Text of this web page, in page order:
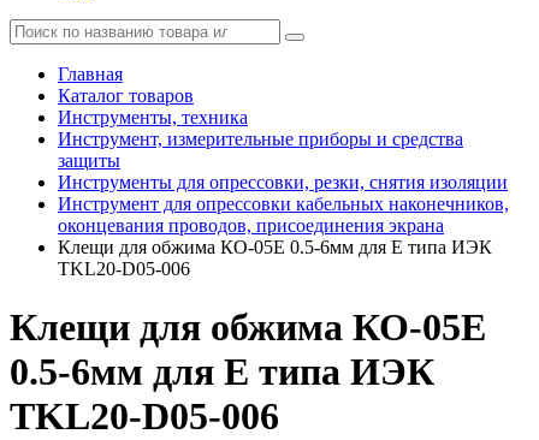
Главная
Каталог товаров
Инструменты, техника
Инструмент, измерительные приборы и средства
защиты
Инструменты для опрессовки, резки, снятия изоляции
Инструмент для опрессовки кабельных наконечников,
оконцевания проводов, присоединения экрана
Клещи для обжима КО-05Е 0.5-6мм для Е типа ИЭК
TKL20-D05-006
Клещи для обжима КО-05Е
0.5-6мм для Е типа ИЭК
TKL20-D05-006